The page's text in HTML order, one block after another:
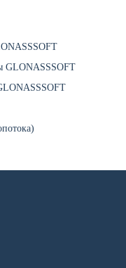
GLONASSSOFT